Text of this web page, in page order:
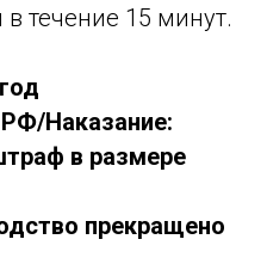
течение 15 минут.
Наказание:
в размере
прекращено